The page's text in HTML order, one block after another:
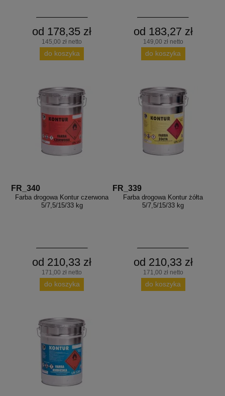
od 178,35 zł
145,00 zł netto
do koszyka
od 183,27 zł
149,00 zł netto
do koszyka
FR_340
Farba drogowa Kontur czerwona
5/7,5/15/33 kg
od 210,33 zł
171,00 zł netto
do koszyka
FR_339
Farba drogowa Kontur żółta
5/7,5/15/33 kg
od 210,33 zł
171,00 zł netto
do koszyka